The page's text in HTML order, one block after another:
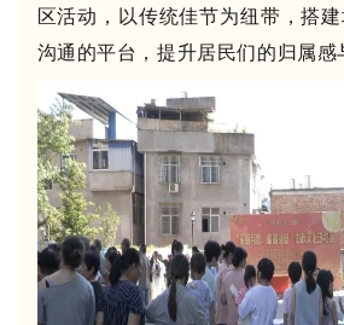
区活动，以传统佳节为纽带，搭
沟通的平台，提升居民们的归属感